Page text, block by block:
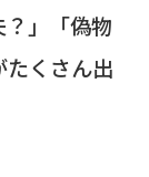
」「偽物
くさん出